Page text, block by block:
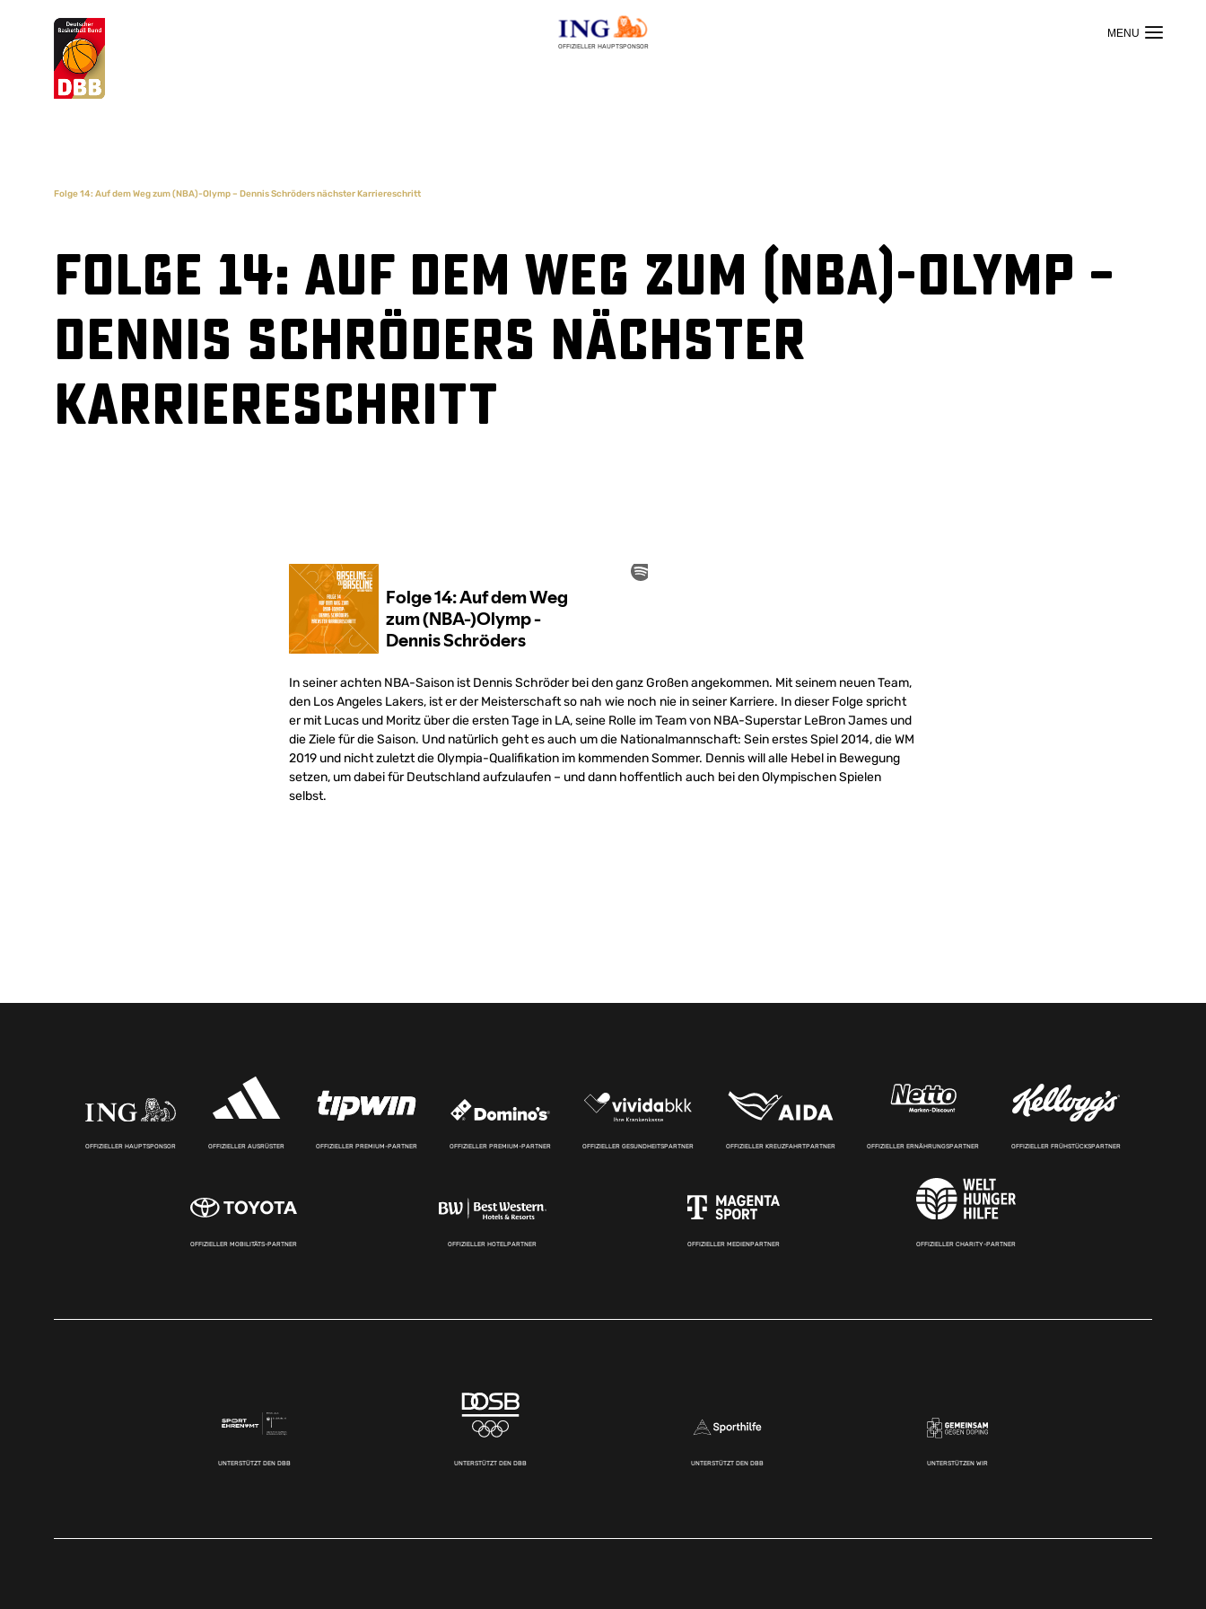
OFFIZIELLER HAUPTSPONSOR
Suchvorschläge
Folge 14: Auf dem Weg zum (NBA)-Olymp – Dennis Schröders nächster Karriereschritt
Folge 14: Auf dem Weg zum (NBA)-Olymp –
Dennis Schröders nächster
Karriereschritt
In seiner achten NBA-Saison ist Dennis Schröder bei den ganz Großen angekommen. Mit seinem neuen Team,
den Los Angeles Lakers, ist er der Meisterschaft so nah wie noch nie in seiner Karriere. In dieser Folge spricht
er mit Lucas und Moritz über die ersten Tage in LA, seine Rolle im Team von NBA-Superstar LeBron James und
die Ziele für die Saison. Und natürlich geht es auch um die Nationalmannschaft: Sein erstes Spiel 2014, die WM
2019 und nicht zuletzt die Olympia-Qualifikation im kommenden Sommer. Dennis will alle Hebel in Bewegung
setzen, um dabei für Deutschland aufzulaufen – und dann hoffentlich auch bei den Olympischen Spielen
selbst.
OFFIZIELLER HAUPTSPONSOR OFFIZIELLER AUSRÜSTER OFFIZIELLER PREMIUM-PARTNER OFFIZIELLER PREMIUM-PARTNER OFFIZIELLER GESUNDHEITSPARTNER OFFIZIELLER KREUZFAHRTPARTNER OFFIZIELLER ERNÄHRUNGSPARTNER OFFIZIELLER FRÜHSTÜCKSPARTNER
OFFIZIELLER MOBILITÄTS-PARTNER OFFIZIELLER HOTELPARTNER OFFIZIELLER MEDIENPARTNER OFFIZIELLER CHARITY-PARTNER
UNTERSTÜTZT DEN DBB UNTERSTÜTZT DEN DBB UNTERSTÜTZT DEN DBB UNTERSTÜTZEN WIR